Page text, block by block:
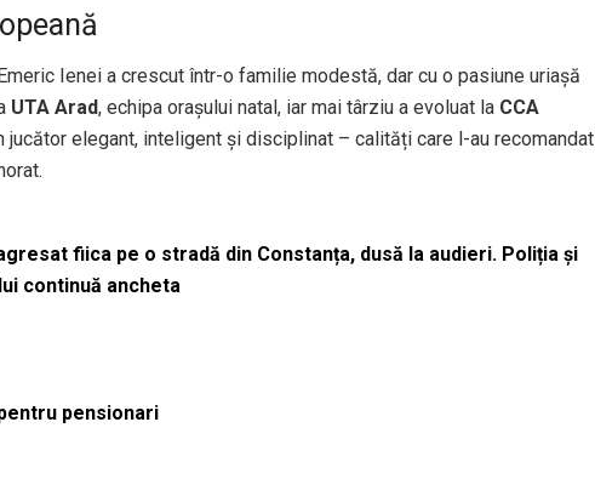
Ienei a crescut într-o familie modestă, dar cu o pasiune uriașă
UTA Arad, echipa orașului natal, iar mai târziu a evoluat la CCA
jucător elegant, inteligent și disciplinat – calități care l-au recomandat
fiica pe o stradă din Constanța, dusă la audieri. Poliția și
continuă ancheta
pensionari